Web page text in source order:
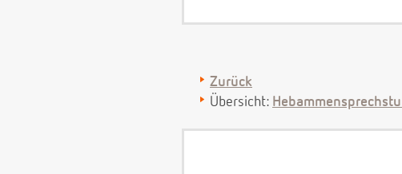
Zurück
Übersicht: